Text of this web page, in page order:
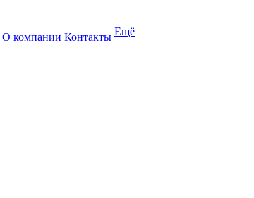
О компании Контакты Ещё